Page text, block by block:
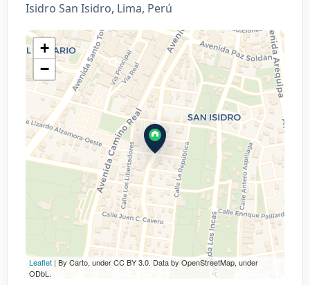
Isidro San Isidro, Lima, Perú
+
−
Leaflet | By Carto, under CC BY 3.0. Data by OpenStreetMap, under
ODbL.